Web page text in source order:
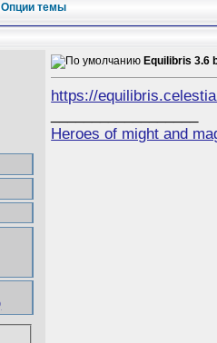
Опции темы
Equilibris 3.6
https://
Heroes of might and